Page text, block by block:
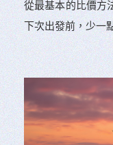
從最基本的比價方
下次出發前，少一